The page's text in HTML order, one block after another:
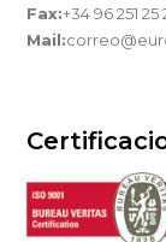
Fax:+34 96 251 25
Mail: